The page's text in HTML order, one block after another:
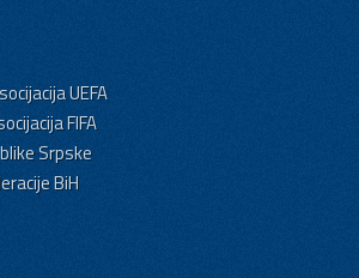
UEFA
FIFA
Srpske
BiH